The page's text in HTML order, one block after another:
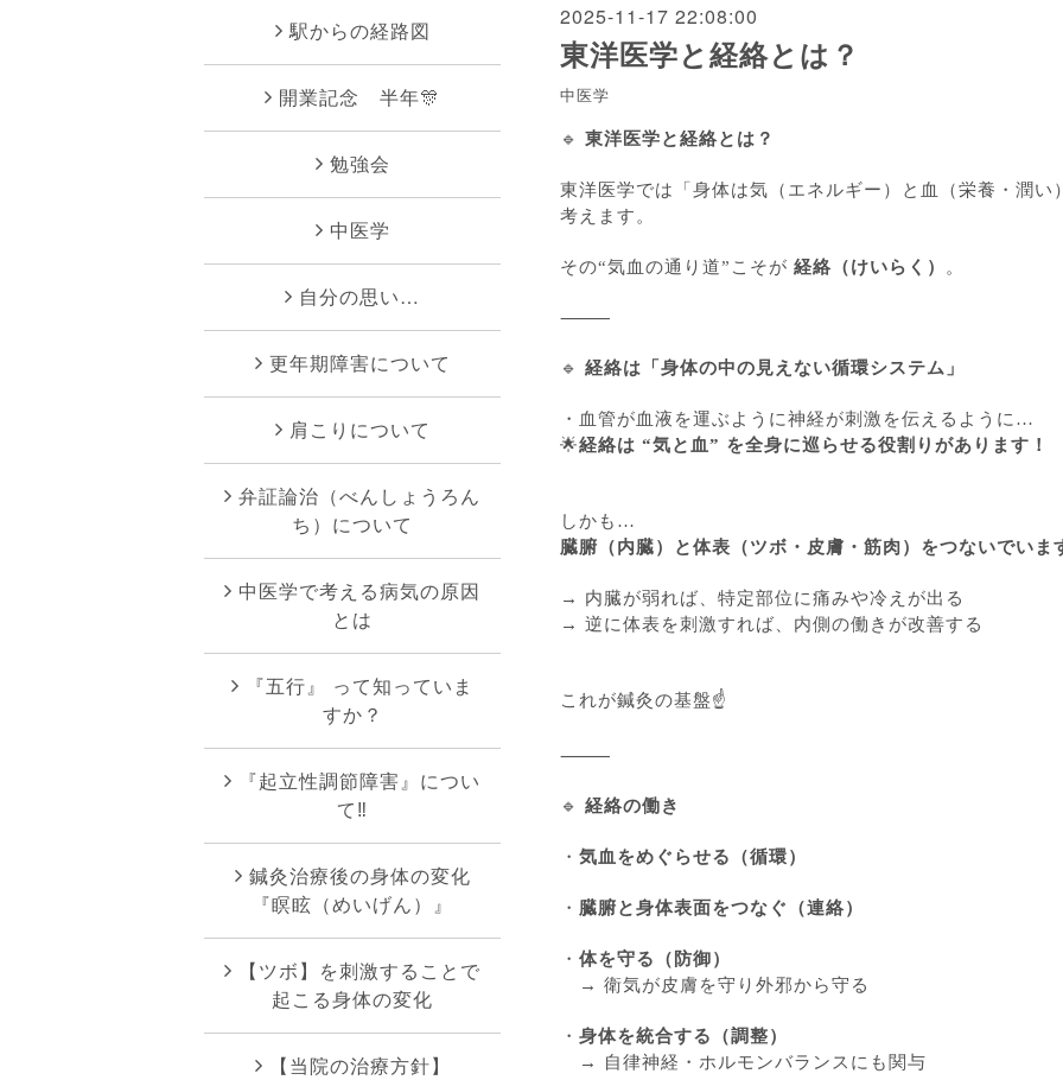
2025-11-17 22:08:00
東洋医学と経絡とは？
中医学
🔹 東洋医学と経絡とは？
東洋医学では「身体は気（エネルギー）と血（栄養・潤
考えます。
その“気血の通り道”こそが 経絡（けいらく） 。
⸻
🔹 経絡は「身体の中の見えない循環システム」
・血管が血液を運ぶように神経が刺激を伝えるように…
🌟経絡は “気と血” を全身に巡らせる役割りがあります！
しかも…
臓腑（内臓）と体表（ツボ・皮膚・筋肉）をつないでいま
→ 内臓が弱れば、特定部位に痛みや冷えが出る
→ 逆に体表を刺激すれば、内側の働きが改善する
これが鍼灸の基盤☝️
⸻
🔹 経絡の働き
・ 気血をめぐらせる（循環）
・ 臓腑と身体表面をつなぐ（連絡）
・ 体を守る（防御）
→ 衛気が皮膚を守り外邪から守る
・ 身体を統合する（調整）
→ 自律神経・ホルモンバランスにも関与
駅からの経路図
開業記念 半年🎊
勉強会
中医学
自分の思い…
更年期障害について
肩こりについて
弁証論治（べんしょうろん
ち）について
中医学で考える病気の原因
とは
『五行』 って知っていま
すか？
『起立性調節障害』につい
て‼︎
鍼灸治療後の身体の変化
『瞑眩（めいげん）』
【ツボ】を刺激することで
起こる身体の変化
【当院の治療方針】